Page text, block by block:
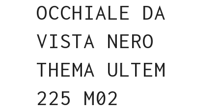
OCCHIALE DA
VISTA NERO
THEMA ULTEM
225 M02